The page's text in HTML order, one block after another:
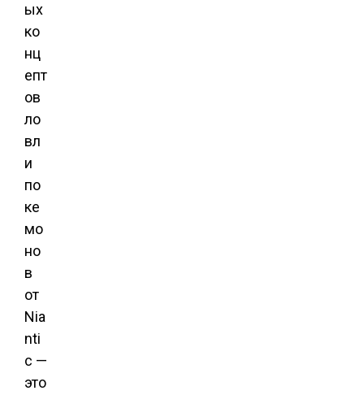
ых
ко
нц
епт
ов
ло
вл
и
по
ке
мо
но
в
от
Nia
nti
c —
это